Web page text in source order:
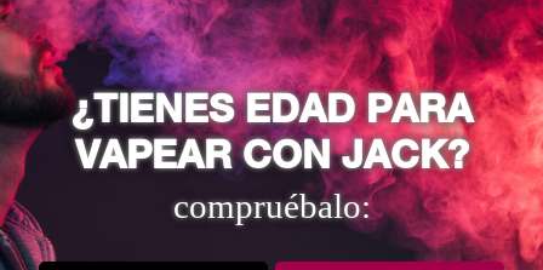
¿TIENES EDAD PARA
VAPEAR CON JACK?
compruébalo:
ES UNA SUSTANCIA ALTAMENTE ADICTIVA.